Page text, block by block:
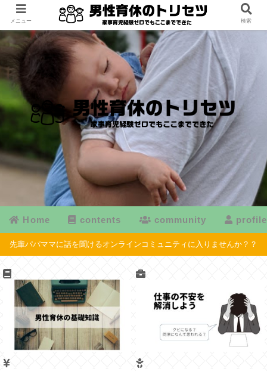
Home contents community profile
先輩パパママに話を聞けるオンラインコミュニティに入りませんか？？
メニュー 検索